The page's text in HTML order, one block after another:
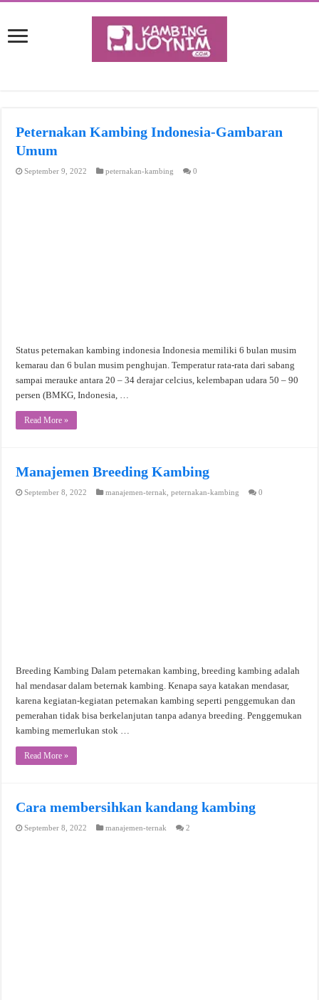
Peternakan Kambing Indonesia-Gambaran
Umum
September 9, 2022 peternakan-kambing 0
Status peternakan kambing indonesia Indonesia memiliki 6 bulan musim
kemarau dan 6 bulan musim penghujan. Temperatur rata-rata dari sabang
sampai merauke antara 20 – 34 derajar celcius, kelembapan udara 50 – 90
persen (BMKG, Indonesia, …
Read More »
Manajemen Breeding Kambing
September 8, 2022 manajemen-ternak ,peternakan-kambing 0
Breeding Kambing Dalam peternakan kambing, breeding kambing adalah
hal mendasar dalam beternak kambing. Kenapa saya katakan mendasar,
karena kegiatan-kegiatan peternakan kambing seperti penggemukan dan
pemerahan tidak bisa berkelanjutan tanpa adanya breeding. Penggemukan
kambing memerlukan stok …
Read More »
Cara membersihkan kandang kambing
September 8, 2022 manajemen-ternak 2